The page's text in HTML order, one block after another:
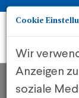
Cookie
Wir
Anzeigen
soziale